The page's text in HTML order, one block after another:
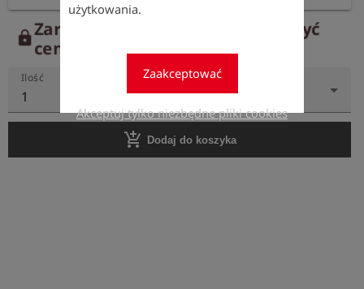
użytkowania.
Zaakceptować
Akceptuj tylko niezbędne pliki cookies
lockZarejestruj się teraz, aby zobaczyć
ceny.
Ilość
1
add_shopping_cart Dodaj do koszyka